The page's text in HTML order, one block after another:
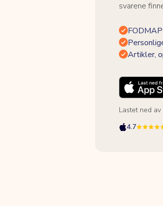
svarene
Artikler,
Lastet ned
4.7